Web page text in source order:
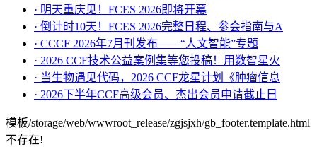
· ​明天重庆见！FCES 2026即将开幕
· 倒计时10天！FCES 2026完整日程、参会指南与A
· CCCF 2026年7月刊发布——“人文智能”专题
· 2026 CCF技术公益案例集等您投稿！用数智星火
· 当生物遇见代码，2026 CCF龙星计划《肿瘤信息
· 2026下半年CCF高级会员、杰出会员申请截止日
模板/storage/web/wwwroot_release/zgjsjxh/gb_footer.template.html
不存在!